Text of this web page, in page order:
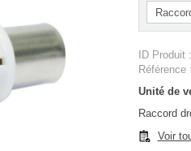
ID Produit
Unité de
Raccord
Voir